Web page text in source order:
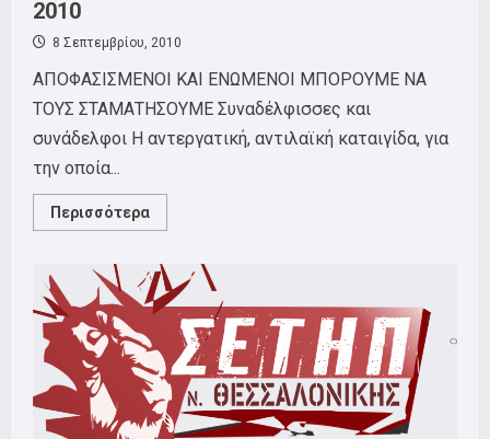
2010
8 Σεπτεμβρίου, 2010
ΑΠΟΦΑΣΙΣΜΕΝΟΙ ΚΑΙ ΕΝΩΜΕΝΟΙ ΜΠΟΡΟΥΜΕ ΝΑ
ΤΟΥΣ ΣΤΑΜΑΤΗΣΟΥΜΕ Συναδέλφισσες και
συνάδελφοι Η αντεργατική, αντιλαϊκή καταιγίδα, για
την οποία...
Περισσότερα
more
Για
Τη
ΔΕΘ
11
Σεπτέμβρη
2010